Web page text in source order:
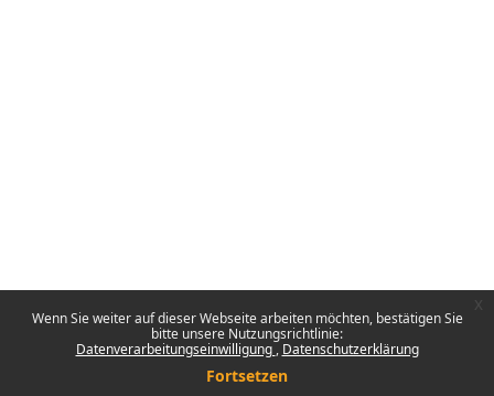
Wenn Sie weiter auf dieser Webseite arbeiten möchten, bestätigen Sie
bitte unsere Nutzungsrichtlinie:
Datenverarbeitungseinwilligung Datenschutzerklärung
Fortsetzen